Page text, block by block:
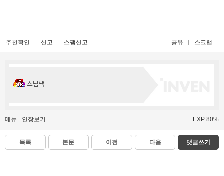
추천확인 신고 스팸신고 공유 스크랩
스팀팩
메뉴 인장보기 EXP 80%
목록 본문 이전 다음 댓글쓰기